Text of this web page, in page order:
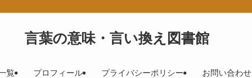
言葉の意味・言い換え図書館
覧 プロフィール プライバシーポリシー お問い合わせ